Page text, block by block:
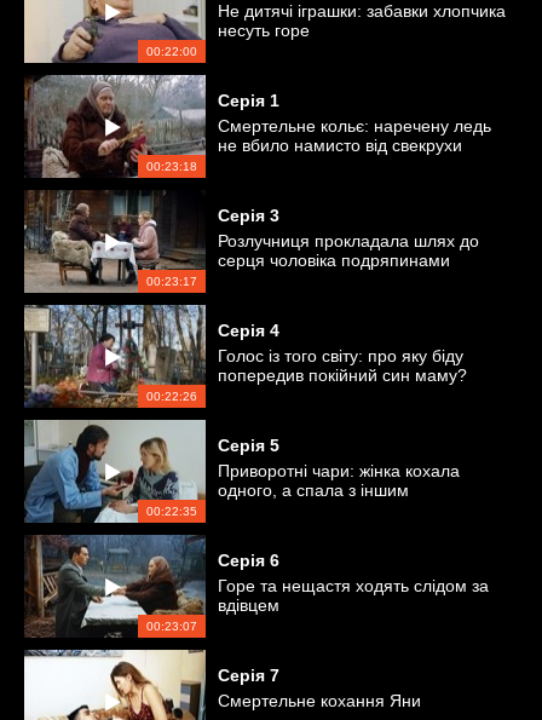
00:22:00
Не дитячі іграшки: забавки хлопчика
несуть горе
00:23:18
Серія 1
Смертельне кольє: наречену ледь
не вбило намисто від свекрухи
00:23:17
Серія 3
Розлучниця прокладала шлях до
серця чоловіка подряпинами
00:22:26
Серія 4
Голос із того світу: про яку біду
попередив покійний син маму?
00:22:35
Серія 5
Приворотні чари: жінка кохала
одного, а спала з іншим
00:23:07
Серія 6
Горе та нещастя ходять слідом за
вдівцем
Серія 7
Смертельне кохання Яни